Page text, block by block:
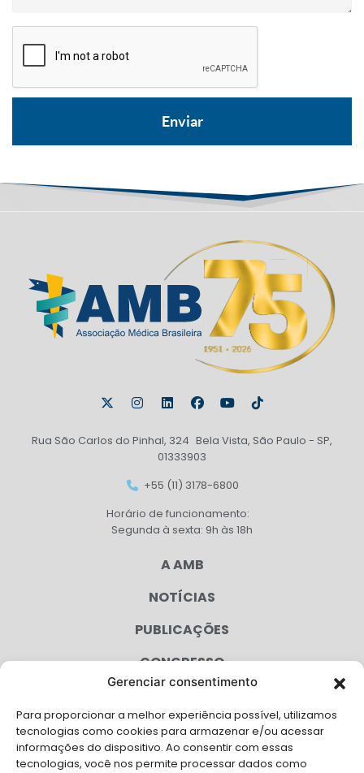
Gerenciar consentimento
Para proporcionar a melhor experiência possível, utilizamos
tecnologias como cookies para armazenar e/ou acessar
informações do dispositivo. Ao consentir com essas
tecnologias, você nos permite processar dados como
Rua São Carlos do Pinhal, 324 Bela Vista, São Paulo - SP,
01333903
+55 (11) 3178-6800
Horário de funcionamento:
Segunda à sexta: 9h às 18h
A AMB
NOTÍCIAS
PUBLICAÇÕES
CONGRESSO
CAMPANHAS
SERVIÇOS